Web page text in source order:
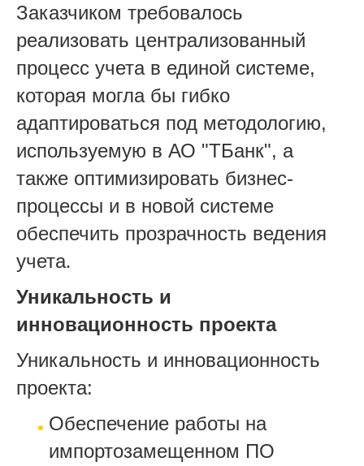
Заказчиком требовалось
реализовать централизованный
процесс учета в единой системе,
которая могла бы гибко
адаптироваться под методологию,
используемую в АО "ТБанк", а
также оптимизировать бизнес-
процессы и в новой системе
обеспечить прозрачность ведения
учета.
Уникальность и
инновационность проекта
Уникальность и инновационность
проекта:
Обеспечение работы на
импортозамещенном ПО